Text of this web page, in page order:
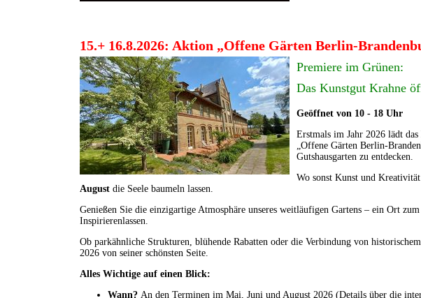
15.+ 16.8.2026: Aktion „Offene Gärten Berlin-
Premiere im Grünen:
Das Kunstgut Krahne
Geöffnet von 10 - 18 Uhr
Erstmals im Jahr 2026 lädt das
„Offene Gärten Berlin-
Gutshausgarten zu entdecken.
Wo sonst Kunst und
August die Seele baumeln lassen.
Genießen Sie die einzigartige Atmosphäre unseres weitläufigen Gartens – ein Ort
Inspirierenlassen.
Ob parkähnliche Strukturen, blühende Rabatten oder die Verbindung von
2026 von seiner schönsten Seite.
Alles Wichtige auf einen Blick:
Wann? An den Terminen im Mai, Juni und August 2026 (Details über die